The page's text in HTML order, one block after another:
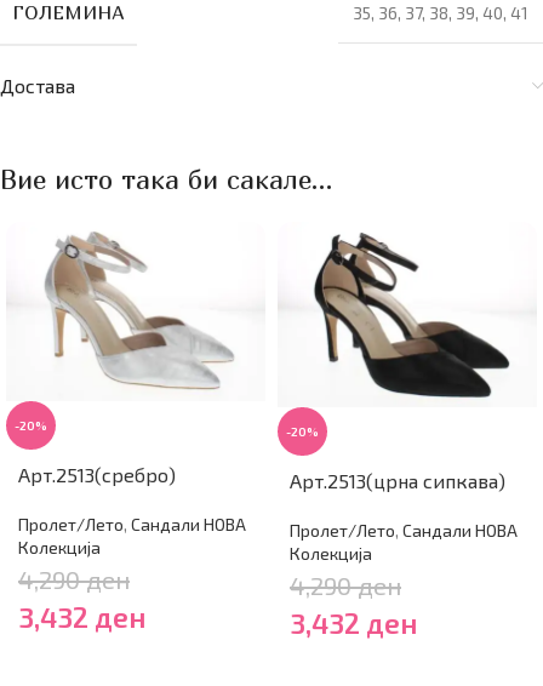
ГОЛЕМИНА 35, 36, 37, 38, 39, 40, 41
Достава
Вие исто така би сакале…
-20%
Арт.2513(сребро)
Пролет/Лето, Сандали НОВА
Колекција
4,290ден
3,432 ден
-20%
Арт.2513(црна сипкава)
Пролет/Лето, Сандали НОВА
Колекција
4,290ден
3,432 ден